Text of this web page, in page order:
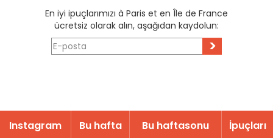
En iyi ipuçlarımızı à Paris et en Île de France
ücretsiz olarak alın, aşağıdan kaydolun:
>
Instagram Bu hafta Bu haftasonu İpuçları